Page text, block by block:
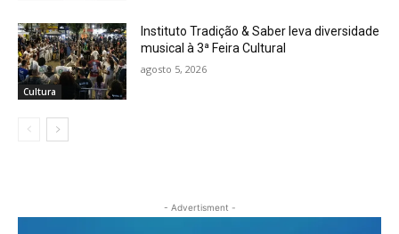
Cultura
Instituto Tradição & Saber leva diversidade
musical à 3ª Feira Cultural
agosto 5, 2026
- Advertisment -